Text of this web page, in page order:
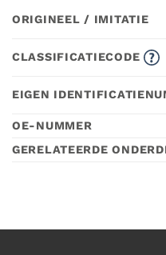
ORIGINEEL / IMITATIE
CLASSIFICATIECODE
EIGEN
OE-NUMMER
GERELATEERDE